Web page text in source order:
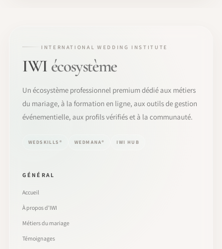
INTERNATIONAL WEDDING INSTITUTE
IWI écosystème
Un écosystème professionnel premium dédié aux métiers
du mariage, à la formation en ligne, aux outils de gestion
événementielle, aux profils vérifiés et à la communauté.
WEDSKILLS® WEDMANA® IWI HUB
GÉNÉRAL
Accueil
À propos d’IWI
Métiers du mariage
Témoignages